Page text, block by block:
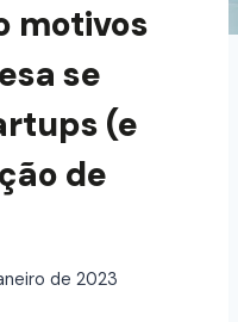
motivos
se
(e
de
de 2023